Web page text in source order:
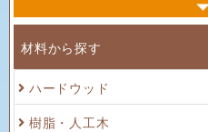
材料から探す
ハードウッド
樹脂・人工木